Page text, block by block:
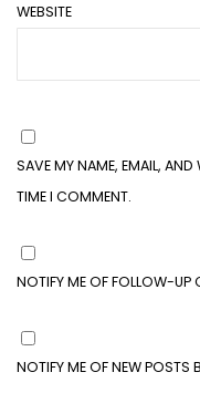
WEBSITE
SAVE MY NAME, EMAIL, AND
TIME I COMMENT.
NOTIFY ME OF FOLLOW-UP
NOTIFY ME OF NEW POSTS